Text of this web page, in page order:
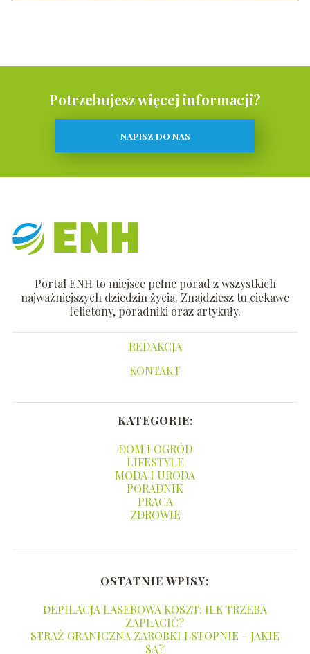
Potrzebujesz więcej informacji?
NAPISZ DO NAS
Portal ENH to miejsce pełne porad z wszystkich
najważniejszych dziedzin życia. Znajdziesz tu ciekawe
felietony, poradniki oraz artykuły.
REDAKCJA
KONTAKT
KATEGORIE:
DOM I OGRÓD
LIFESTYLE
MODA I URODA
PORADNIK
PRACA
ZDROWIE
OSTATNIE WPISY:
DEPILACJA LASEROWA KOSZT: ILE TRZEBA
ZAPŁACIĆ?
STRAŻ GRANICZNA ZAROBKI I STOPNIE – JAKIE
SĄ?